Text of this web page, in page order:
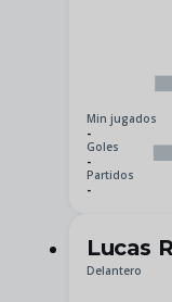
Min jugados
-
Goles
-
Partidos
-
Lucas
Delantero